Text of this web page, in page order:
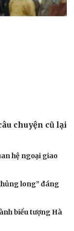
chuyện cũ lại
hệ ngoại giao
long” đáng
biểu tượng Hà